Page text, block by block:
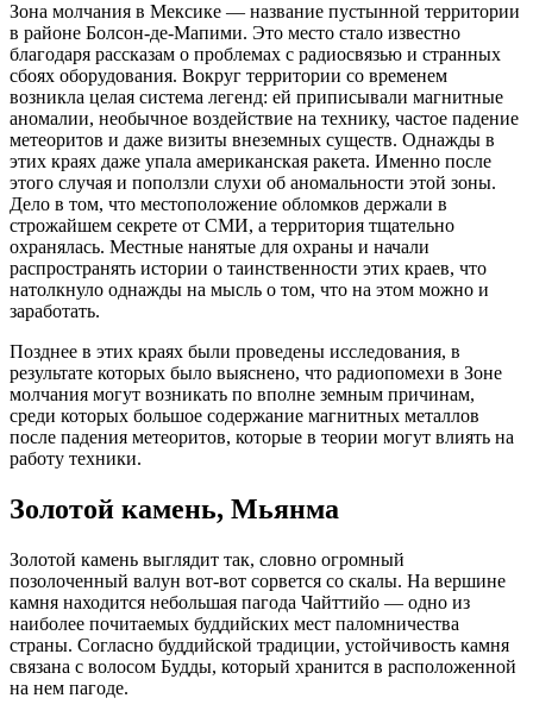
Зона молчания в Мексике — название пустынной территории
в районе Болсон-де-Мапими. Это место стало известно
благодаря рассказам о проблемах с радиосвязью и странных
сбоях оборудования. Вокруг территории со временем
возникла целая система легенд: ей приписывали магнитные
аномалии, необычное воздействие на технику, частое падение
метеоритов и даже визиты внеземных существ. Однажды в
этих краях даже упала американская ракета. Именно после
этого случая и поползли слухи об аномальности этой зоны.
Дело в том, что местоположение обломков держали в
строжайшем секрете от СМИ, а территория тщательно
охранялась. Местные нанятые для охраны и начали
распространять истории о таинственности этих краев, что
натолкнуло однажды на мысль о том, что на этом можно и
заработать.
Позднее в этих краях были проведены исследования, в
результате которых было выяснено, что радиопомехи в Зоне
молчания могут возникать по вполне земным причинам,
среди которых большое содержание магнитных металлов
после падения метеоритов, которые в теории могут влиять на
работу техники.
Золотой камень, Мьянма
Золотой камень выглядит так, словно огромный
позолоченный валун вот-вот сорвется со скалы. На вершине
камня находится небольшая пагода Чайттийо — одно из
наиболее почитаемых буддийских мест паломничества
страны. Согласно буддийской традиции, устойчивость камня
связана с волосом Будды, который хранится в расположенной
на нем пагоде.